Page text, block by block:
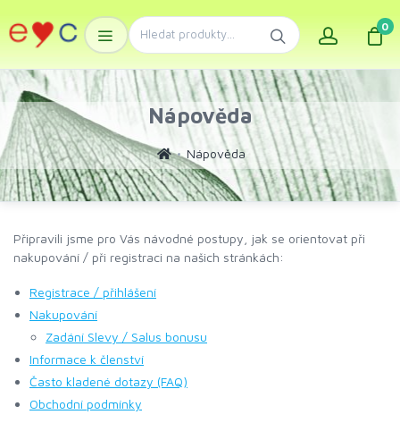
0
Nápověda
Nápověda
Připravili jsme pro Vás návodné postupy, jak se orientovat při
nakupování / při registraci na našich stránkách:
Registrace / přihlášení
Nakupování
Zadání Slevy / Salus bonusu
Informace k členství
Často kladené dotazy (FAQ)
Obchodní podmínky